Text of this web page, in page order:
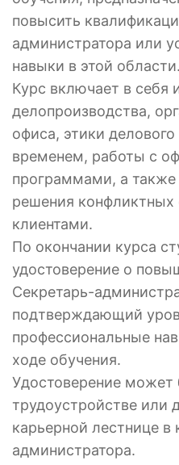
повысить
администратора или
навыки в этой области.
Курс включает в себя
делопроизводства,
офиса, этики
временем, работы с
программами, а
решения конфликтных
клиентами.
По окончании курса
удостоверение о
Секретарь-
подтверждающий
профессиональные
ходе обучения.
Удостоверение
трудоустройстве или
карьерной лестнице в
администратора.